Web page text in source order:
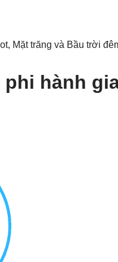
Mặt trăng và Bầu trời
hành